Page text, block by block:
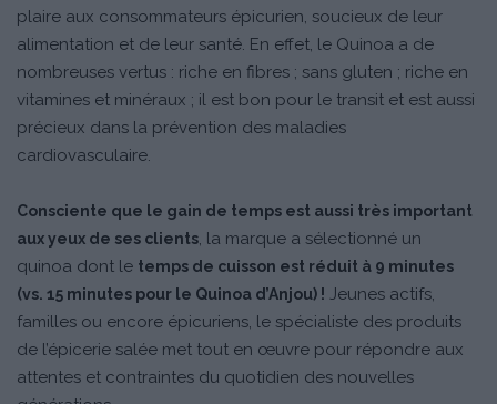
plaire aux consommateurs épicurien, soucieux de leur
alimentation et de leur santé. En effet, le Quinoa a de
nombreuses vertus : riche en fibres ; sans gluten ; riche en
vitamines et minéraux ; il est bon pour le transit et est aussi
précieux dans la prévention des maladies
cardiovasculaire.
Consciente que le gain de temps est aussi très important
aux yeux de ses clients, la marque a sélectionné un
quinoa dont le temps de cuisson est réduit à 9 minutes
(vs. 15 minutes pour le Quinoa d’Anjou) ! Jeunes actifs,
familles ou encore épicuriens, le spécialiste des produits
de l’épicerie salée met tout en œuvre pour répondre aux
attentes et contraintes du quotidien des nouvelles